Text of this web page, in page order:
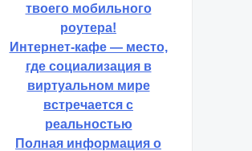
твоего мобильного
роутера!
Интернет-кафе — место,
где социализация в
виртуальном мире
встречается с
реальностью
Полная информация о